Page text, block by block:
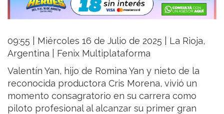
09:55 | Miércoles 16 de Julio de 2025 | La Rioja,
Argentina | Fenix Multiplataforma
Valentín Yan, hijo de Romina Yan y nieto de la
reconocida productora Cris Morena, vivió un
momento consagratorio en su carrera como
piloto profesional al alcanzar su primer gran